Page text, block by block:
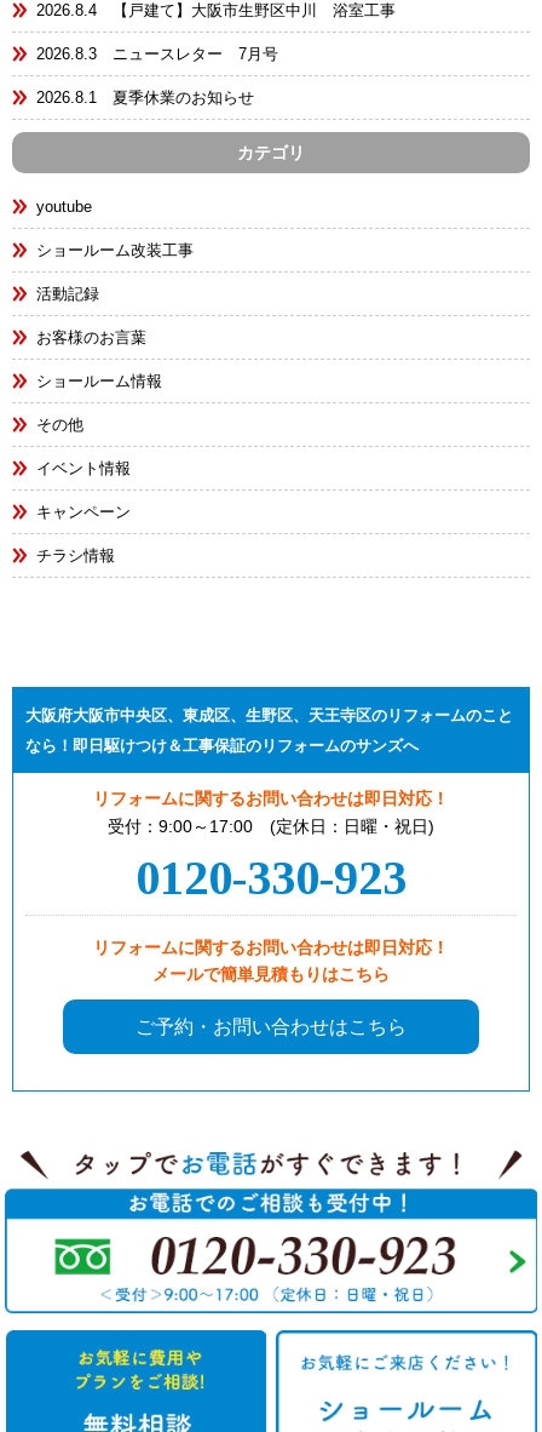
2026.8.4 【戸建て】大阪市生野区中川 浴室工事
2026.8.3 ニュースレター 7月号
2026.8.1 夏季休業のお知らせ
カテゴリ
youtube
ショールーム改装工事
活動記録
お客様のお言葉
ショールーム情報
その他
イベント情報
キャンペーン
チラシ情報
大阪府大阪市中央区、東成区、生野区、天王寺区のリフォームのこと
なら！即日駆けつけ＆工事保証のリフォームのサンズへ
リフォームに関するお問い合わせは即日対応！
受付：9:00～17:00 (定休日：日曜・祝日)
0120-330-923
リフォームに関するお問い合わせは即日対応！
メールで簡単見積もりはこちら
ご予約・お問い合わせはこちら